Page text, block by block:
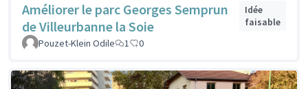
Améliorer le parc Georges Semprun
de Villeurbanne la Soie
Idée
faisable
Pouzet-Klein Odile
1 0